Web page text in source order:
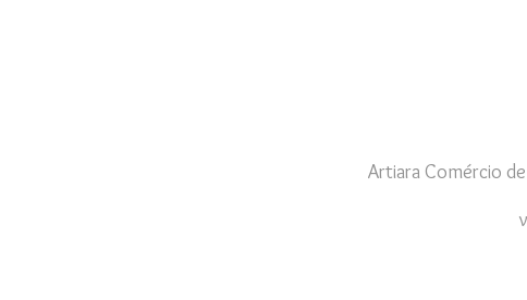
Artiara Comércio